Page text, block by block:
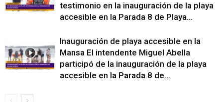
testimonio en la inauguración de la playa
accesible en la Parada 8 de Playa...
Inauguración de playa accesible en la
Mansa El intendente Miguel Abella
participó de la inauguración de la playa
accesible en la Parada 8 de...